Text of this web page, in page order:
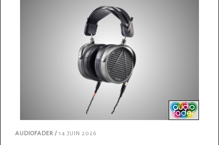
AUDIOFADER / 14 JUIN 2026